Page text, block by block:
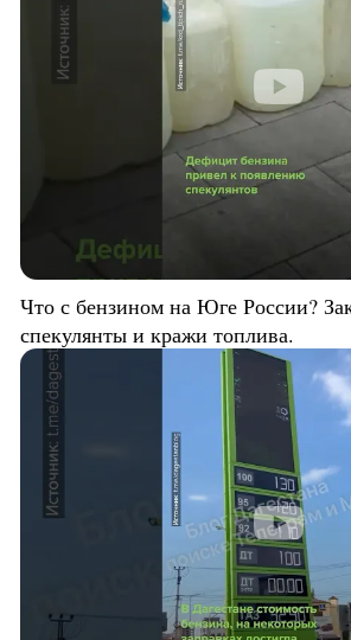
Что с бензином на Юге России?
спекулянты и кражи топлива.